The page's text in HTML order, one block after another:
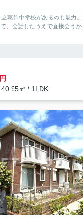
葛飾中学校があるのも魅力
、会話したうえで直接会うか
㎡ / 1LDK